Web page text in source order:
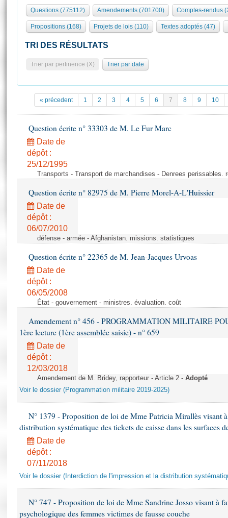
577 députés
Groupes politiques
Commissions et autres organes
Europe et International
Pétitions
Projets de loi
Propositions de loi
Amendements
Textes adoptés
Rapports d'information
Rapports d'enquête
Rapports législatifs
Dossiers législatifs
Budget et sécurité sociale
Questions écrites et orales
Organisation de l'Assemblée
Présidence Conférence des Présidents Bureau Collège des
Statistiques et chiffres clés
Documents de référence
( Constitution | Règlement de l'Assemblée ... )
Histoire
Juniors
Anciennes législatures
Liens vers les sites publics
Visite virtuelle du palais Bourbon
Assister à une séance
La Bibliothèque
Contacts et plan d'accès
Photos libres de droit
Questions (775112) Amendements (701700) Comptes-rendus
Propositions (168) Projets de lois (110) Textes adoptés (47)
TRI DES RÉSULTATS
Trier par pertinence (X) Trier par date
« précedent 1 2 3 4 5 6 7 8 9 10
Question écrite n° 33303 de M. Le Fur Marc
Date de
dépôt :
25/12/1995
Transports - Transport de marchandises - Denrees perissables.
Question écrite n° 82975 de M. Pierre Morel-A-L'Huissier
Date de
dépôt :
06/07/2010
défense - armée - Afghanistan. missions. statistiques
Question écrite n° 22365 de M. Jean-Jacques Urvoas
Date de
dépôt :
06/05/2008
État - gouvernement - ministres. évaluation. coût
Amendement n° 456 - PROGRAMMATION MILITAIRE
1ère lecture (1ère assemblée saisie) - n° 659
Date de
dépôt :
12/03/2018
Amendement de M. Bridey, rapporteur - Article 2 - Adopté
Voir le dossier (Programmation militaire 2019-2025)
N° 1379 - Proposition de loi de Mme Patricia Mirallès visant
distribution systématique des tickets de caisse dans les surfaces
Date de
dépôt :
07/11/2018
Voir le dossier (Interdiction de l'impression et la distribution
N° 747 - Proposition de loi de Mme Sandrine Josso visant à
psychologique des femmes victimes de fausse couche